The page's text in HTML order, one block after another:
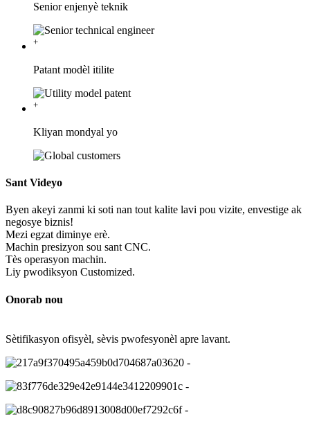
Senior enjenyè teknik
+
Patant modèl itilite
+
Kliyan mondyal yo
Sant Videyo
Byen akeyi zanmi ki soti nan tout kalite lavi pou vizite, envestige ak
negosye biznis!
Mezi egzat diminye erè.
Machin presizyon sou sant CNC.
Tès operasyon machin.
Liy pwodiksyon Customized.
Onorab nou
Sètifikasyon ofisyèl, sèvis pwofesyonèl apre lavant.